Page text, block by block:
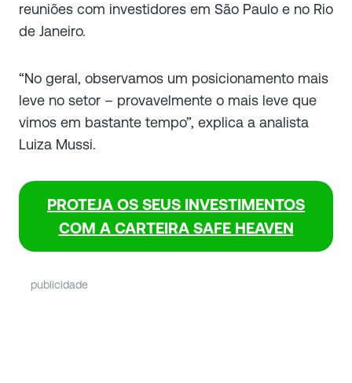
reuniões com investidores em São Paulo e no Rio
de Janeiro.
“No geral, observamos um posicionamento mais
leve no setor – provavelmente o mais leve que
vimos em bastante tempo”, explica a analista
Luiza Mussi.
PROTEJA OS SEUS INVESTIMENTOS
COM A CARTEIRA SAFE HEAVEN
publicidade